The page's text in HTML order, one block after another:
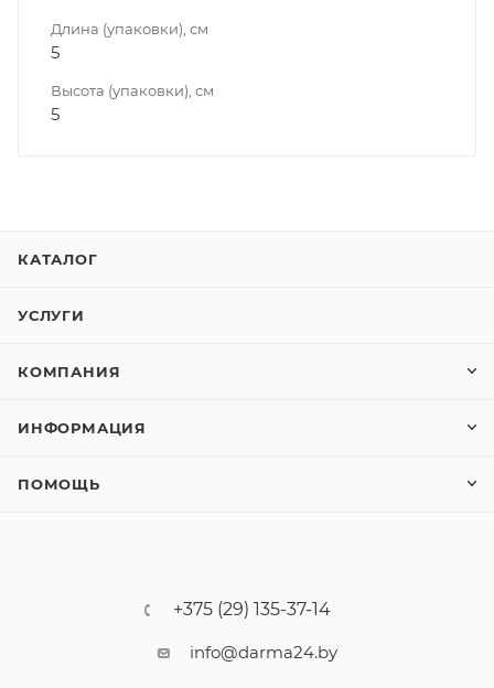
Длина (упаковки), см
5
Высота (упаковки), см
5
КАТАЛОГ
УСЛУГИ
КОМПАНИЯ
ИНФОРМАЦИЯ
ПОМОЩЬ
+375 (29) 135-37-14
info@darma24.by